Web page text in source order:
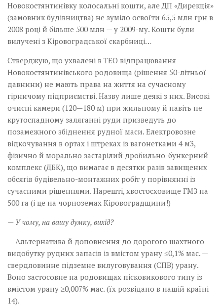
Новокостянтинівку колосальні кошти, але ДП «Дирекція»
(замовник будівництва) не зуміло освоїти 65,5 млн грн в
2008 році й більше 500 млн — у 2009-му. Кошти були
вилучені з Кіровоградської скарбниці…
Стверджую, що ухвалені в ТЕО відпрацювання
Новокостянтинівського родовища (рішення 50-літньої
давнини) не мають права на життя на сучасному
гірничому підприємстві. Назву лише деякі з них. Високі
очисні камери (120—180 м) при жильному й навіть не
круто­спадному заляганні руди призведуть до
позамежного збіднення рудної маси. Електровозне
відкочування в ортах і штреках із вагонетками 4 м3,
фізично й морально застарілий дробильно-бункерний
комплекс (ДБК), що вимагає в десятки разів завищених
обсягів будівельно-монтажних робіт у порівнянні із
сучасними рішеннями. Нарешті, хвостосховище ГМЗ на
500 га (і це на чорноземах Кіровоградщини!)
— У чому, на вашу думку, вихід?
— Альтернатива й доповнення до дорогого шахтного
видобутку рудних запасів із вмістом урану ≤0,1% мас. —
свердловинне підземне вилуговування (СПВ) урану.
Воно застосовне на родовищах пісковикового типу із
вмістом урану ≥0,007% мас. (їх розвідано в нашій країні
14).